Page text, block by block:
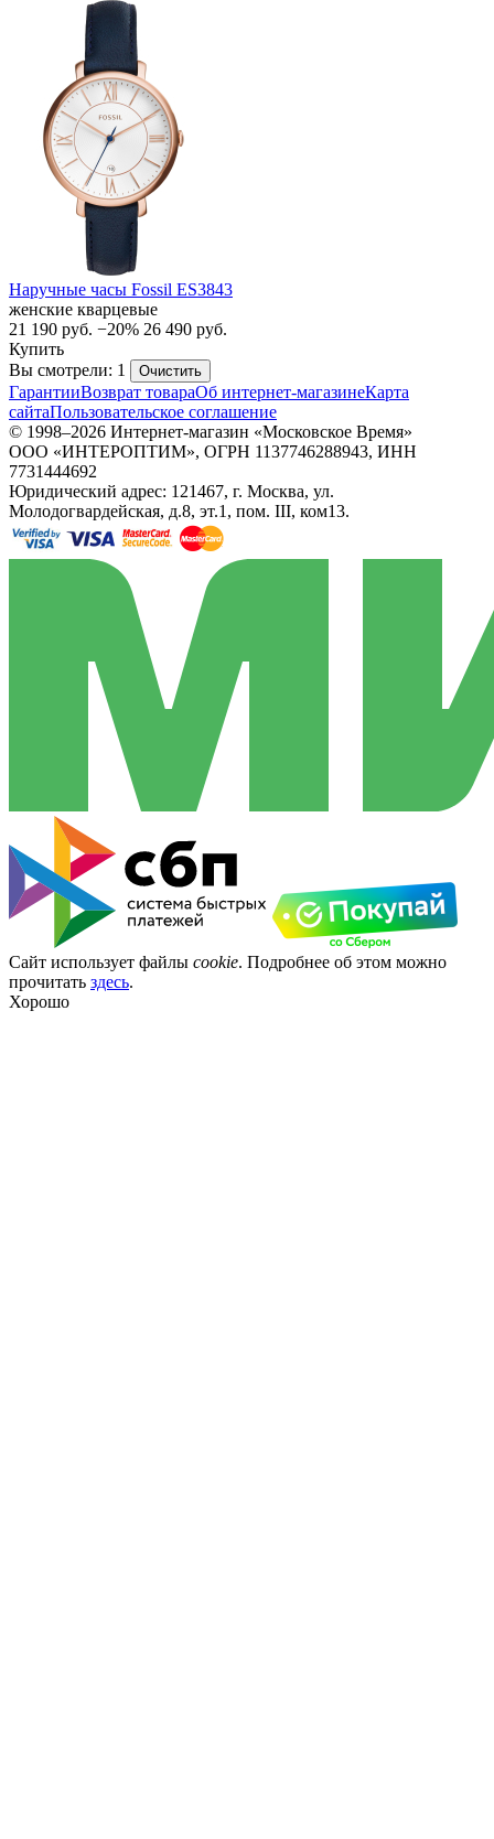
Наручные часы Fossil ES3843
женские кварцевые
21 190 руб. −20% 26 490 руб.
Купить
Вы смотрели: 1
Очистить
ГарантииВозврат товараОб интернет-магазинеКарта
сайтаПользовательское соглашение
© 1998–2026 Интернет-магазин «Московское Время»
ООО «ИНТЕРОПТИМ», ОГРН 1137746288943, ИНН
7731444692
Юридический адрес: 121467, г. Москва, ул.
Молодогвардейская, д.8, эт.1, пом. III, ком13.
Сайт использует файлы cookie. Подробнее об этом можно
прочитать здесь.
Хорошо